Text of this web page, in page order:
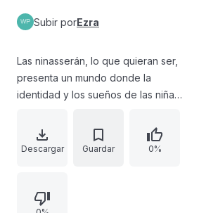
Subir porEzra
Las ninasserán, lo que quieran ser,
presenta un mundo donde la
identidad y los sueños de las niñas
imponer apariencias y expectativas
limitadas. Adriana, piloto, imagina
mientras personajes como el señor
Descargar Guardar 0%